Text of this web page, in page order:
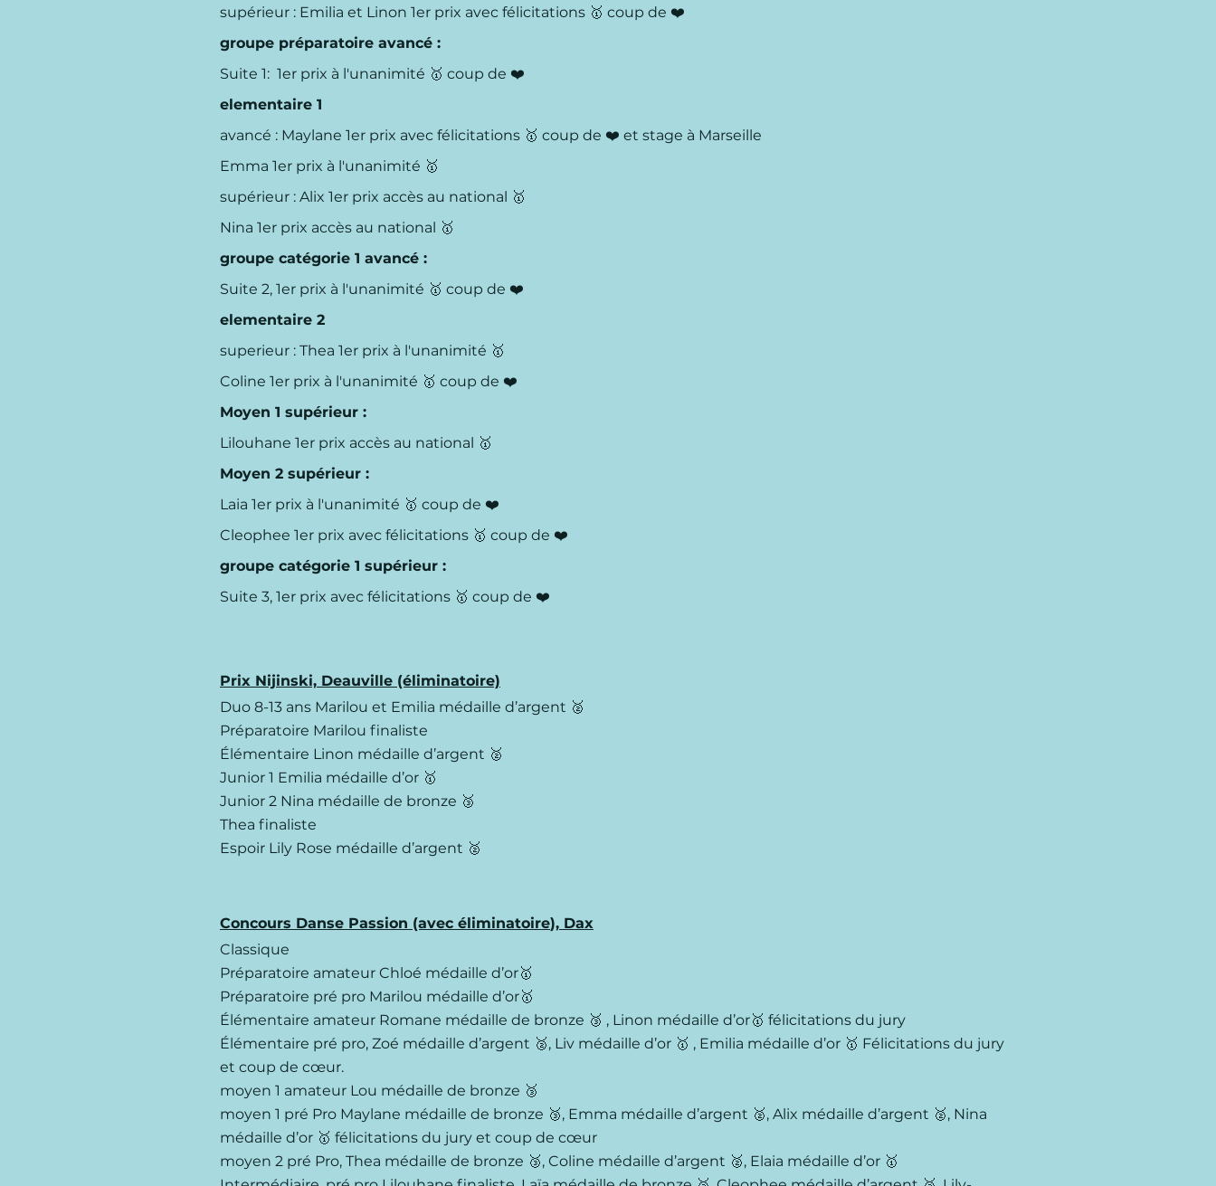
supérieur : Emilia et Linon 1er prix avec félicitations 🥇 coup de ❤️
groupe préparatoire avancé :
Suite 1: 1er prix à l'unanimité 🥇 coup de ❤️
​elementaire 1
avancé : Maylane 1er prix avec félicitations 🥇 coup de ❤️ et stage à Marseille
Emma 1er prix à l'unanimité 🥇
supérieur : Alix 1er prix accès au national 🥇
Nina 1er prix accès au national 🥇
​groupe catégorie 1 avancé :
Suite 2, 1er prix à l'unanimité 🥇 coup de ❤️
​elementaire 2
superieur : Thea 1er prix à l'unanimité 🥇
Coline 1er prix à l'unanimité 🥇 coup de ❤️
​Moyen 1 supérieur :
Lilouhane 1er prix accès au national 🥇
​Moyen 2 supérieur :
Laia 1er prix à l'unanimité 🥇 coup de ❤️
Cleophee 1er prix avec félicitations 🥇 coup de ❤️
​groupe catégorie 1 supérieur :
Suite 3, 1er prix avec félicitations 🥇 coup de ❤️
Prix Nijinski, Deauville (éliminatoire)
Duo 8-13 ans Marilou et Emilia médaille d’argent 🥈
Préparatoire Marilou finaliste
Élémentaire Linon médaille d’argent 🥈
Junior 1 Emilia médaille d’or 🥇
Junior 2 Nina médaille de bronze 🥉
Thea finaliste
Espoir Lily Rose médaille d’argent 🥈
Concours Danse Passion (avec éliminatoire), Dax
Classique
Préparatoire amateur Chloé médaille d’or🥇
Préparatoire pré pro Marilou médaille d’or🥇
Élémentaire amateur Romane médaille de bronze 🥉 , Linon médaille d’or🥇 félicitations du jury
Élémentaire pré pro, Zoé médaille d’argent 🥈, Liv médaille d’or 🥇 , Emilia médaille d’or 🥇 Félicitations du jury
et coup de cœur.
moyen 1 amateur Lou médaille de bronze 🥉
moyen 1 pré Pro Maylane médaille de bronze 🥉, Emma médaille d’argent 🥈, Alix médaille d’argent 🥈, Nina
médaille d’or 🥇 félicitations du jury et coup de cœur
moyen 2 pré Pro, Thea médaille de bronze 🥉, Coline médaille d’argent 🥈, Elaia médaille d’or 🥇